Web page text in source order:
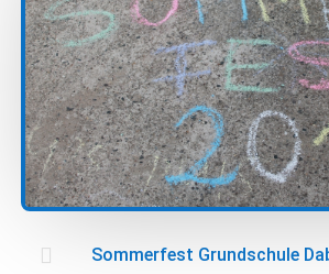
 Sommerfest Grundschule